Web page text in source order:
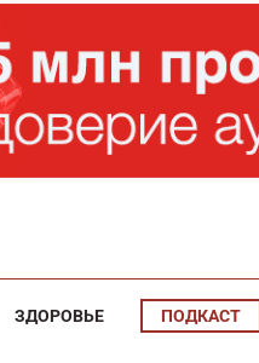
ЗДОРОВЬЕ ПОДКАСТ